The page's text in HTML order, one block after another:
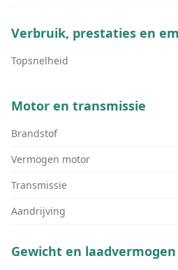
Verbruik, prestaties en
Topsnelheid
Motor en transmissie
Brandstof
Vermogen motor
Transmissie
Aandrijving
Gewicht en laadvermogen